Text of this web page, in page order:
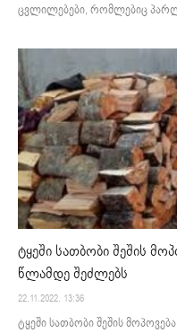
ცვლილებები, რომლებიც
ტყეში სათბობი შეშის
წლამდე შეძლებს
22.11.2022. 13:36
ტყეში სათბობი შეშის